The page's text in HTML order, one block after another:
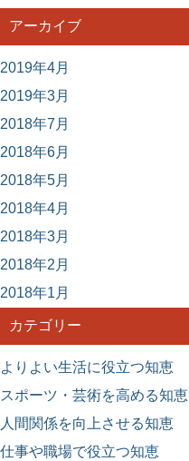
アーカイブ
2019年4月
2019年3月
2018年7月
2018年6月
2018年5月
2018年4月
2018年3月
2018年2月
2018年1月
カテゴリー
よりよい生活に役立つ知恵
スポーツ・芸術を高める知恵
人間関係を向上させる知恵
仕事や職場で役立つ知恵